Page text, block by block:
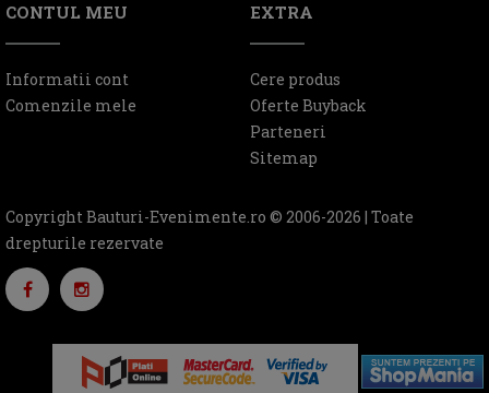
CONTUL MEU
Informatii cont
Comenzile mele
EXTRA
Cere produs
Oferte Buyback
Parteneri
Sitemap
Copyright Bauturi-Evenimente.ro © 2006-2026 | Toate
drepturile rezervate